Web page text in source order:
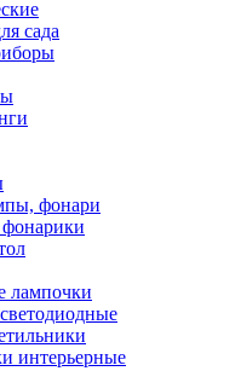
сада
фонари
лампочки
интерьерные